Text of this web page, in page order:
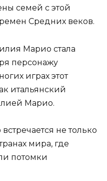
семей с этой
Средних веков.
Марио стала
персонажу
играх этот
итальянский
Марио.
не только
мира, где
потомки